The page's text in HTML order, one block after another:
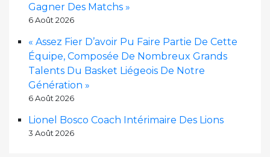
Gagner Des Matchs »
6 Août 2026
« Assez Fier D’avoir Pu Faire Partie De Cette
Équipe, Composée De Nombreux Grands
Talents Du Basket Liégeois De Notre
Génération »
6 Août 2026
Lionel Bosco Coach Intérimaire Des Lions
3 Août 2026